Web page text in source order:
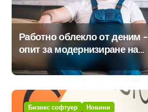
Работно облекло от деним –
опит за модернизиране на
традицията
Бизнес софтуер Новини